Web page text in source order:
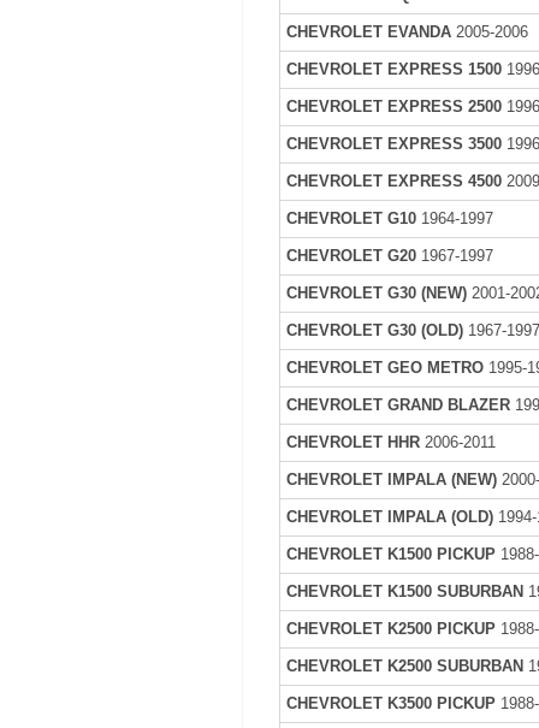
CHEVROLET EVANDA 2005-2006
CHEVROLET EXPRESS 1500
CHEVROLET EXPRESS 2500
CHEVROLET EXPRESS 3500
CHEVROLET EXPRESS 4500
CHEVROLET G10 1964-1997
CHEVROLET G20 1967-1997
CHEVROLET G30 (NEW) 2001-
CHEVROLET G30 (OLD) 1967-
CHEVROLET GEO METRO 1995-
CHEVROLET GRAND BLAZER
CHEVROLET HHR 2006-2011
CHEVROLET IMPALA (NEW)
CHEVROLET IMPALA (OLD)
CHEVROLET K1500 PICKUP
CHEVROLET K1500 SUBURBAN
CHEVROLET K2500 PICKUP
CHEVROLET K2500 SUBURBAN
CHEVROLET K3500 PICKUP